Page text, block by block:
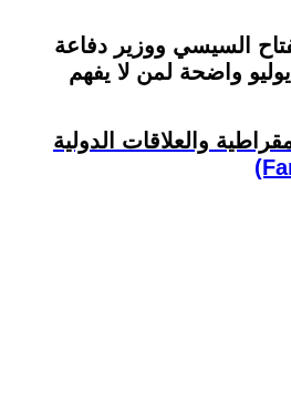
السيسي ووزير دفاعة
والعلاقات الدولية